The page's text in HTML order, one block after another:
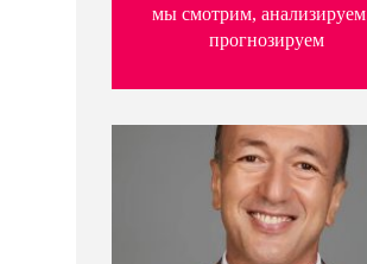
мы смотрим,
прогнозируем